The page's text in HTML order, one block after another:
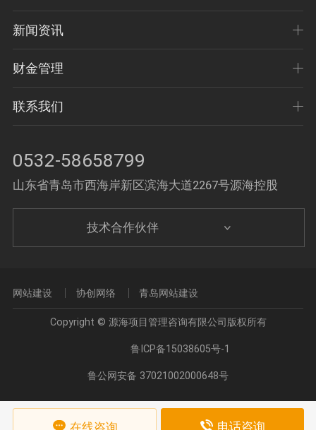
新闻资讯
财金管理
联系我们
0532-58658799
山东省青岛市西海岸新区滨海大道2267号源海控股
技术合作伙伴
网站建设 协创网络 青岛网站建设
Copyright © 源海项目管理咨询有限公司版权所有
鲁ICP备15038605号-1
鲁公网安备 37021002000648号
在线咨询 电话咨询